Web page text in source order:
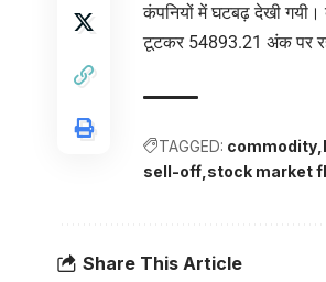
कंपनियों में घटबढ़ देखी
टूटकर 54893.21 अंक पर
TAGGED: commodity
sell-off stock market
Share This Article